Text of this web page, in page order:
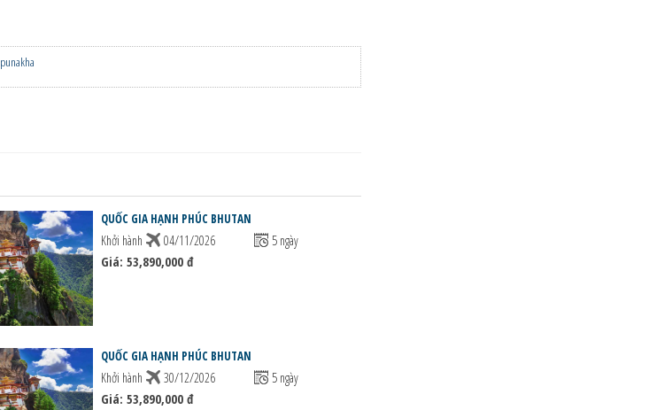
punakha
QUỐC GIA HẠNH PHÚC BHUTAN
Khởi hành 04/11/2026
5 ngày
Giá: 53,890,000 đ
QUỐC GIA HẠNH PHÚC BHUTAN
Khởi hành 30/12/2026
5 ngày
Giá: 53,890,000 đ